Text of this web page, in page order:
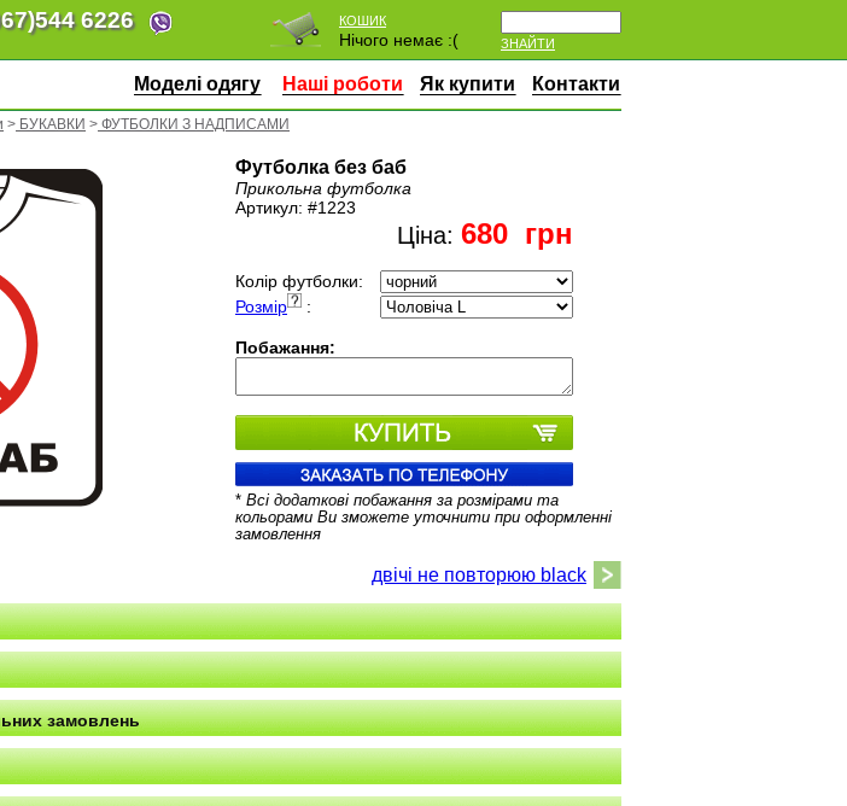
544 6226
ЗНАЙТИ
КОШИК
Нічого немає :(
Моделі одягу Наші роботи Як купити Контакти
> БУКАВКИ > ФУТБОЛКИ З НАДПИСАМИ
Футболка без баб
Прикольна футболка
Артикул: #1223
Ціна: 680 грн
Колір футболки:
Розмір
:
Побажання:
* Всі додаткові побажання за розмірами та
кольорами Ви зможете уточнити при оформленні
замовлення
двічі не повторюю black
замовлень